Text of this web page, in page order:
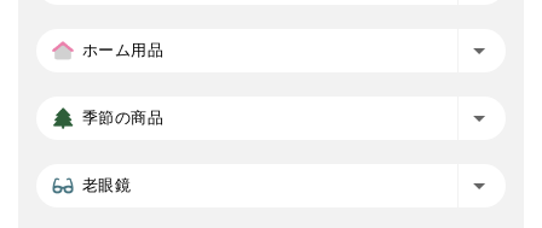
ホーム用品
季節の商品
老眼鏡